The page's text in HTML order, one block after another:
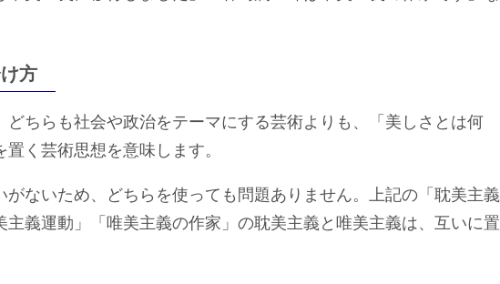
方
ちらも社会や政治をテーマにする芸術よりも、「美しさとは何
く芸術思想を意味します。
ないため、どちらを使っても問題ありません。上記の「耽美主義
義運動」「唯美主義の作家」の耽美主義と唯美主義は、互いに置